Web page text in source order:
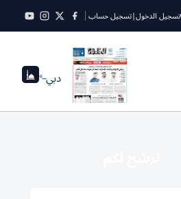
تسجيل الدخول|تسجيل حساب
دبي--°